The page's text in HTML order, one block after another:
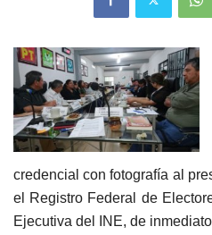
credencial con fotografía al
el Registro Federal de
Ejecutiva del INE, de